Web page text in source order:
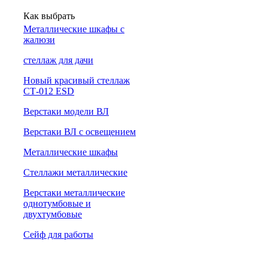
Как выбрать
Металлические шкафы с
жалюзи
cтеллаж для дачи
Новый красивый стеллаж
СТ-012 ESD
Верстаки модели ВЛ
Верстаки ВЛ с освещением
Металлические шкафы
Стеллажи металлические
Верстаки металлические
однотумбовые и
двухтумбовые
Сейф для работы